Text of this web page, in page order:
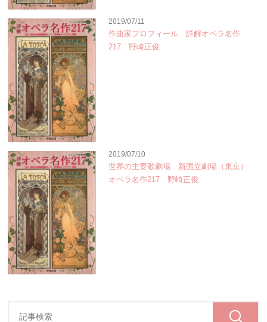
2019/07/11
作曲家プロフィール 詳解オペラ名作
217 野崎正俊
2019/07/10
世界の主要歌劇場 新国立劇場（東京）
オペラ名作217 野崎正俊